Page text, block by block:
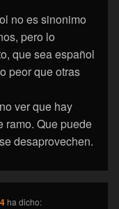
no es sinonimo
pero lo
que sea español
peor que otras
ver que hay
ramo. Que puede
desaprovechen.
ha dicho: